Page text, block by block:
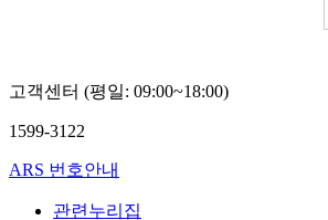
고객센터 (평일: 09:00~18:00)
1599-3122
ARS 번호안내
관련누리집